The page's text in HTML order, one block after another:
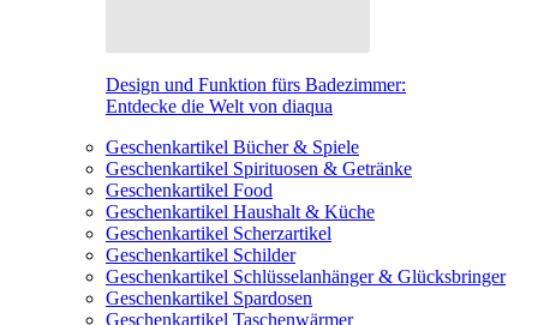
Design und Funktion fürs Badezimmer:
Entdecke die Welt von diaqua
Geschenkartikel Bücher & Spiele
Geschenkartikel Spirituosen & Getränke
Geschenkartikel Food
Geschenkartikel Haushalt & Küche
Geschenkartikel Scherzartikel
Geschenkartikel Schilder
Geschenkartikel Schlüsselanhänger & Glücksbringer
Geschenkartikel Spardosen
Geschenkartikel Taschenwärmer